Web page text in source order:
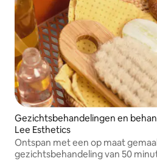
Gezichtsbehandelingen en
Lee Esthetics
Ontspan met een op maat
gezichtsbehandeling van 50